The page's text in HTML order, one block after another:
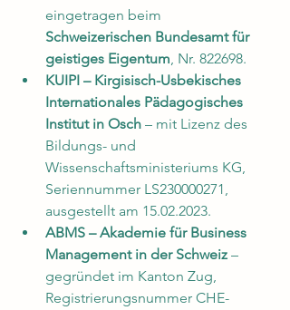
eingetragen beim
Schweizerischen Bundesamt für
geistiges Eigentum, Nr. 822698.
KUIPI – Kirgisisch-Usbekisches
Internationales Pädagogisches
Institut in Osch – mit Lizenz des
Bildungs- und
Wissenschaftsministeriums KG,
Seriennummer LS230000271,
ausgestellt am 15.02.2023.
ABMS – Akademie für Business
Management in der Schweiz –
gegründet im Kanton Zug,
Registrierungsnummer CHE-